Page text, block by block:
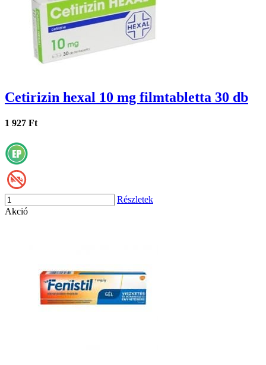
Cetirizin hexal 10 mg filmtabletta 30 db
1 927 Ft
Részletek
Akció